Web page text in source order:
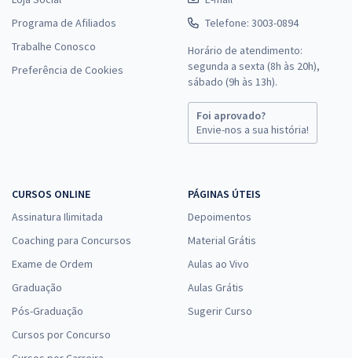
Programa de Afiliados
Trabalhe Conosco
Preferência de Cookies
Telefone: 3003-0894
Horário de atendimento:
segunda a sexta (8h às 20h),
sábado (9h às 13h).
Foi aprovado?
Envie-nos a sua história!
CURSOS ONLINE
Assinatura Ilimitada
Coaching para Concursos
Exame de Ordem
Graduação
Pós-Graduação
Cursos por Concurso
PÁGINAS ÚTEIS
Depoimentos
Material Grátis
Aulas ao Vivo
Aulas Grátis
Sugerir Curso